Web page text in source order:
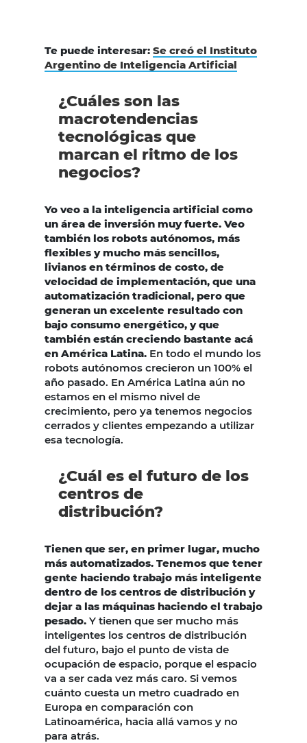
Te puede interesar: Se creó el Instituto
Argentino de Inteligencia Artificial
¿Cuáles son las
macrotendencias
tecnológicas que
marcan el ritmo de los
negocios?
Yo veo a la inteligencia artificial como
un área de inversión muy fuerte. Veo
también los robots autónomos, más
flexibles y mucho más sencillos,
livianos en términos de costo, de
velocidad de implementación, que una
automatización tradicional, pero que
generan un excelente resultado con
bajo consumo energético, y que
también están creciendo bastante acá
en América Latina. En todo el mundo los
robots autónomos crecieron un 100% el
año pasado. En América Latina aún no
estamos en el mismo nivel de
crecimiento, pero ya tenemos negocios
cerrados y clientes empezando a utilizar
esa tecnología.
¿Cuál es el futuro de los
centros de
distribución?
Tienen que ser, en primer lugar, mucho
más automatizados. Tenemos que tener
gente haciendo trabajo más inteligente
dentro de los centros de distribución y
dejar a las máquinas haciendo el trabajo
pesado. Y tienen que ser mucho más
inteligentes los centros de distribución
del futuro, bajo el punto de vista de
ocupación de espacio, porque el espacio
va a ser cada vez más caro. Si vemos
cuánto cuesta un metro cuadrado en
Europa en comparación con
Latinoamérica, hacia allá vamos y no
para atrás.